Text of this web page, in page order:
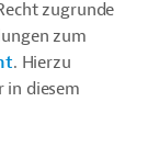
zugrunde
zum
. Hierzu
in diesem